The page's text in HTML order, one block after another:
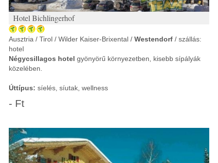
Hotel Bichlingerhof
Ausztria / Tirol / Wilder Kaiser-Brixental / Westendorf / szállás:
hotel
Négycsillagos hotel gyönyörű környezetben, kisebb sípályák
közelében.
Úttípus: síelés, síutak, wellness
- Ft